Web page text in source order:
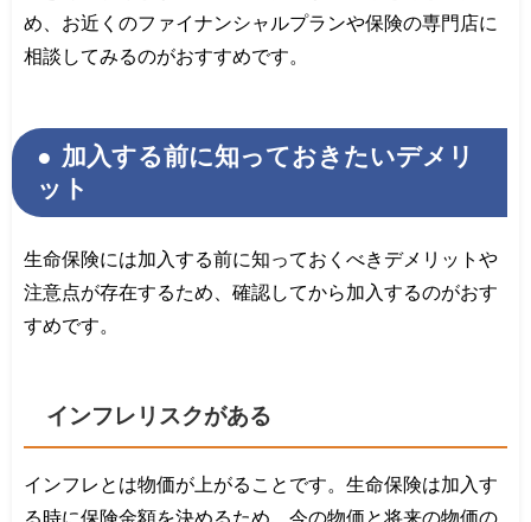
め、お近くのファイナンシャルプランや保険の専門店に
相談してみるのがおすすめです。
加入する前に知っておきたいデメリ
ット
生命保険には加入する前に知っておくべきデメリットや
注意点が存在するため、確認してから加入するのがおす
すめです。
インフレリスクがある
インフレとは物価が上がることです。生命保険は加入す
る時に保険金額を決めるため、今の物価と将来の物価の